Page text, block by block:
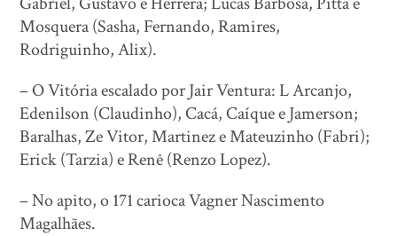
Mosquera (Sasha, Fernando, Ramires,
Rodriguinho, Alix).
– O Vitória escalado por Jair Ventura: L Arcanjo,
Edenilson (Claudinho), Cacá, Caíque e Jamerson;
Baralhas, Ze Vitor, Martinez e Mateuzinho (Fabri);
Erick (Tarzia) e Renê (Renzo Lopez).
– No apito, o 171 carioca Vagner Nascimento
Magalhães.